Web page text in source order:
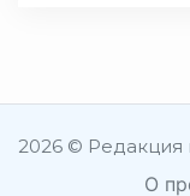
2026 © Редакция
О